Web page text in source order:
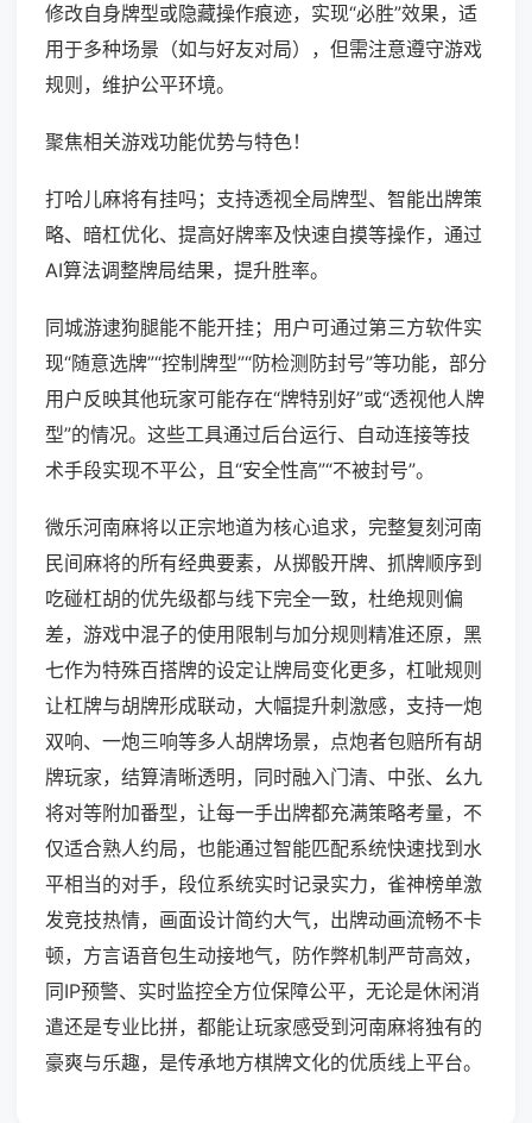
修改自身牌型或隐藏操作痕迹，实现“必胜”效果，适
用于多种场景（如与好友对局），但需注意遵守游戏
规则，维护公平环境。
聚焦相关游戏功能优势与特色！
打哈儿麻将有挂吗；支持透视全局牌型、智能出牌策
略、暗杠优化、提高好牌率及快速自摸等操作，通过
AI算法调整牌局结果，提升胜率。
同城游逮狗腿能不能开挂；用户可通过第三方软件实
现“随意选牌”“控制牌型”“防检测防封号”等功能，部分
用户反映其他玩家可能存在“牌特别好”或“透视他人牌
型”的情况。这些工具通过后台运行、自动连接等技
术手段实现不平公，且“安全性高”“不被封号”。
微乐河南麻将以正宗地道为核心追求，完整复刻河南
民间麻将的所有经典要素，从掷骰开牌、抓牌顺序到
吃碰杠胡的优先级都与线下完全一致，杜绝规则偏
差，游戏中混子的使用限制与加分规则精准还原，黑
七作为特殊百搭牌的设定让牌局变化更多，杠呲规则
让杠牌与胡牌形成联动，大幅提升刺激感，支持一炮
双响、一炮三响等多人胡牌场景，点炮者包赔所有胡
牌玩家，结算清晰透明，同时融入门清、中张、幺九
将对等附加番型，让每一手出牌都充满策略考量，不
仅适合熟人约局，也能通过智能匹配系统快速找到水
平相当的对手，段位系统实时记录实力，雀神榜单激
发竞技热情，画面设计简约大气，出牌动画流畅不卡
顿，方言语音包生动接地气，防作弊机制严苛高效，
同IP预警、实时监控全方位保障公平，无论是休闲消
遣还是专业比拼，都能让玩家感受到河南麻将独有的
豪爽与乐趣，是传承地方棋牌文化的优质线上平台。